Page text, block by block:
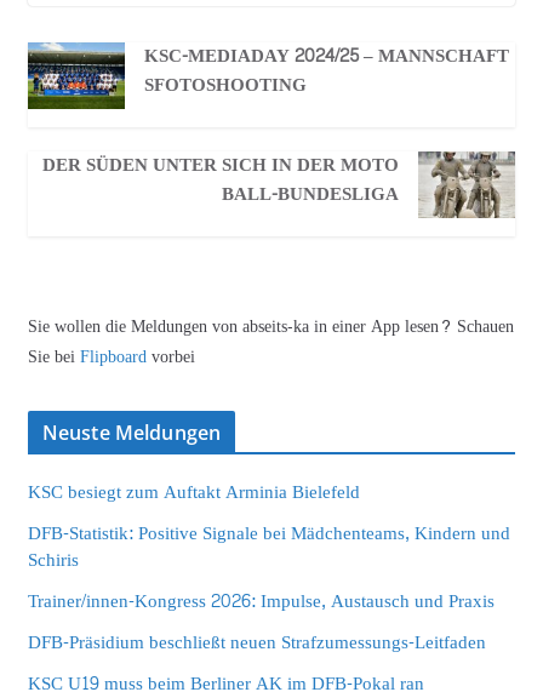
KSC-MEDIADAY 2024/25 – MANNSCHAFT
SFOTOSHOOTING
DER SÜDEN UNTER SICH IN DER MOTO
BALL-BUNDESLIGA
Sie wollen die Meldungen von abseits-ka in einer App lesen? Schauen
Sie beiFlipboardvorbei
Neuste Meldungen
KSC besiegt zum Auftakt Arminia Bielefeld
DFB-Statistik: Positive Signale bei Mädchenteams, Kindern und
Schiris
Trainer/innen-Kongress 2026: Impulse, Austausch und Praxis
DFB-Präsidium beschließt neuen Strafzumessungs-Leitfaden
KSC U19 muss beim Berliner AK im DFB-Pokal ran